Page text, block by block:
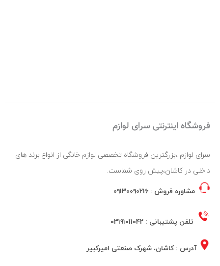
فروشگاه اینترنتی سرای لوازم
سرای لوازم ،بزرگترین فروشگاه تخصصی لوازم خانگی از انواع برند های
داخلی در کاشان،پیش روی شماست.
مشاوره فروش : ۰۹۱۳۰۰۹۰۲۱۶
تلفن پشتیبانی : ۰۳۱۹۱۰۱۱۰۴۲
آدرس : کاشان، شهرک صنعتی امیرکبیر